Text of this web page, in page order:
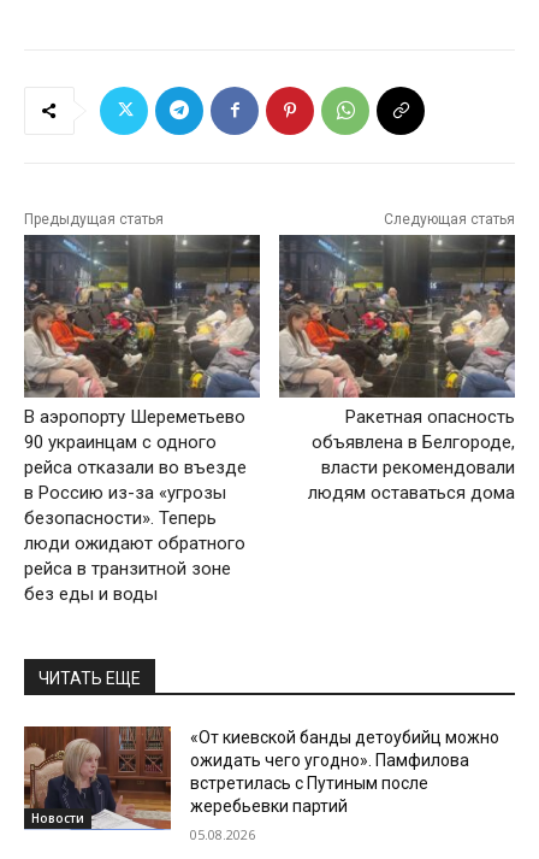
Предыдущая статья
В аэропорту Шереметьево
90 украинцам с одного
рейса отказали во въезде
в Россию из-за «угрозы
безопасности». Теперь
люди ожидают обратного
рейса в транзитной зоне
без еды и воды
Следующая статья
Ракетная опасность
объявлена в Белгороде,
власти рекомендовали
людям оставаться дома
ЧИТАТЬ ЕЩЕ
Новости
«От киевской банды детоубийц можно
ожидать чего угодно». Памфилова
встретилась с Путиным после
жеребьевки партий
05.08.2026